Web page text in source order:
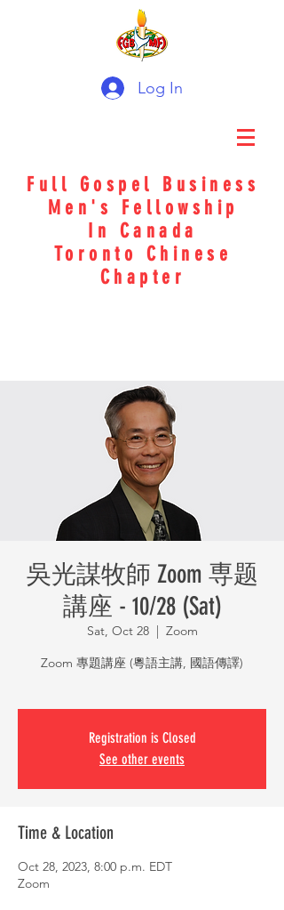
Log In
Full Gospel Business
Men's Fellowship
In Canada
Toronto Chinese
Chapter
吳光謀牧師 Zoom 専题
講座 - 10/28 (Sat)
Sat, Oct 28
  |
Zoom
Zoom 專題講座 (粵語主講, 國語傳譯)
Registration is Closed
See other events
Time & Location
Oct 28, 2023, 8:00 p.m. EDT
Zoom